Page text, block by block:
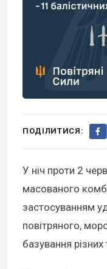
ПОДІЛИТИСЯ:
У ніч проти 2
масованого
застосуванням
повітряного,
базування різних